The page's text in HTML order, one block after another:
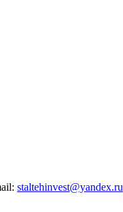
staltehinvest@yandex.ru